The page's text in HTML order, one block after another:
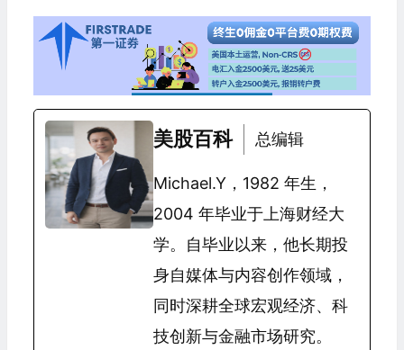
美股百科 总编辑
Michael.Y，1982 年生，
2004 年毕业于上海财经大
学。自毕业以来，他长期投
身自媒体与内容创作领域，
同时深耕全球宏观经济、科
技创新与金融市场研究。